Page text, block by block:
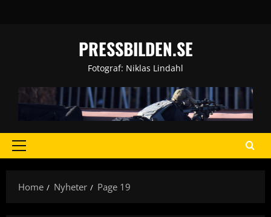
PRESSBILDEN.SE
Fotograf: Niklas Lindahl
Primary
Home
Nyheter Page 19